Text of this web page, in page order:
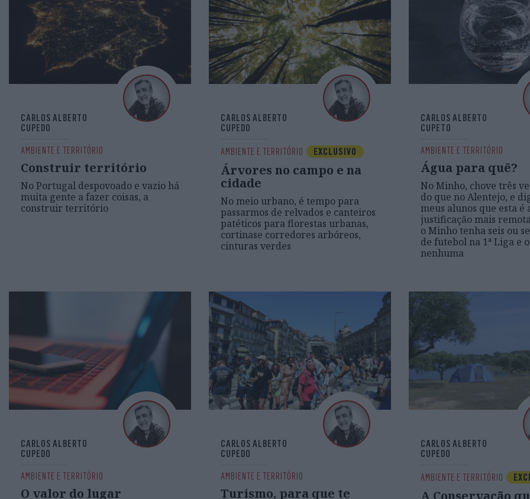
AMBIENTE E TERRITÓRIO
Construir território
No Portugal despovoado e vazio há
muita gente a fazer coisas, a
construir território
CARLOS ALBERTO
CUPEDO
AMBIENTE E TERRITÓRIO EXCLUSIVO
Árvores no campo e na
cidade
No meio urbano, é tempo para
passarmos de relvados e canteiros
patéticos para florestas urbanas,
cortinase corredores arbóreos,
cinturas verdes
CARLOS ALBERTO
CUPEDO
AMBIENTE E TERRITÓRIO
Água para quê?
No Minho, chove três
do que no Alentejo, e
meus alunos que esta é
justificação mais
o Minho tenha seis ou
de futebol na 1ª Liga e
nenhuma
CARLOS ALBERTO
CUPETO
AMBIENTE E TERRITÓRIO
O valor do lugar
CARLOS ALBERTO
CUPEDO
AMBIENTE E TERRITÓRIO
​Turismo, para que te
CARLOS ALBERTO
CUPEDO
AMBIENTE E TERRITÓRIO
A Conservação
CARLOS ALBERTO
CUPEDO